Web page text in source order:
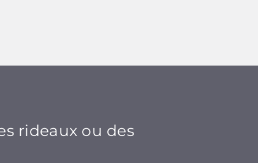
rideaux ou des